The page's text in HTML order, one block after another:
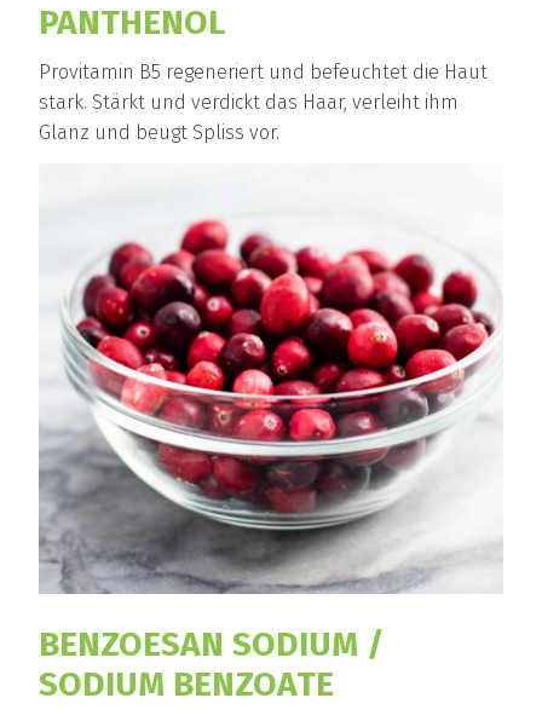
PANTHENOL
Provitamin B5 regeneriert und befeuchtet die Haut
stark. Stärkt und verdickt das Haar, verleiht ihm
Glanz und beugt Spliss vor.
BENZOESAN SODIUM /
SODIUM BENZOATE